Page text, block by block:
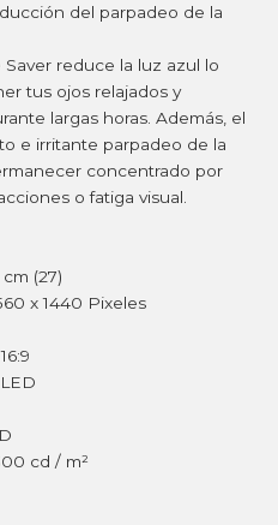
del parpadeo de la
reduce la luz azul lo
tus ojos relajados y
largas horas. Además, el
e irritante parpadeo de la
concentrado por
o fatiga visual.
(27)
x 1440 Pixeles
cd / m²